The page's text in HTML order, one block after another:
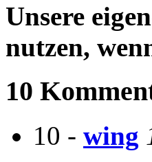
Unsere
nutzen,
10
10 - wing